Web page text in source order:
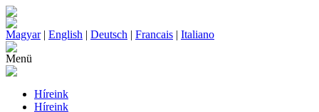
Magyar| English | Deutsch | Francais | Italiano
Menü
Híreink
Híreink